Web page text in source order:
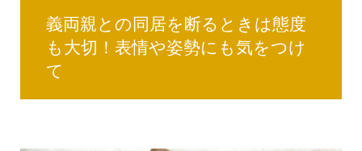
義両親との同居を断るときは態度
も大切！表情や姿勢にも気をつけ
て